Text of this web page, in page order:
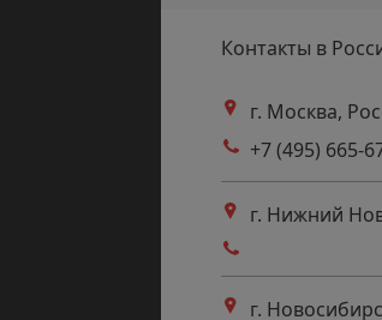
Контакты в
г. Москва,
Телефоны
+7 (495) 665-
г. Нижний
Телефоны
г.